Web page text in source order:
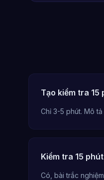
Tạo kiểm tra 15
Chỉ 3-5 phút. Mô
Kiểm tra 15
Có, bài trắc